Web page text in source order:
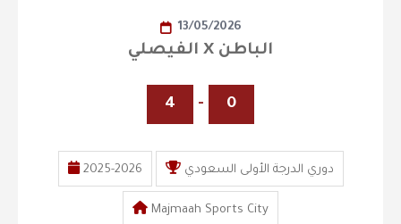
13/05/2026
الفيصلي X الباطن
4 - 0
2025-2026 دوري الدرجة الأولى السعودي
Majmaah Sports City